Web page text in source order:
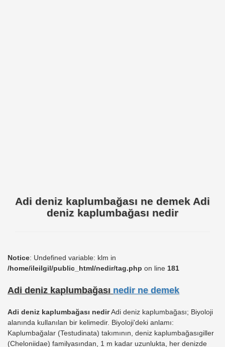
Adi deniz kaplumbağası ne demek Adi
deniz kaplumbağası nedir
Notice: Undefined variable: klm in
/home/ileilgil/public_html/nedir/tag.php on line 181
Adi deniz kaplumbağası nedir ne demek
Adi deniz kaplumbağası nedirAdi deniz kaplumbağası; Biyoloji
alanında kullanılan bir kelimedir. Biyoloji'deki anlamı:
Kaplumbağalar (Testudinata) takımının, deniz kaplumbağasıgiller
(Cheloniidae) familyasından, 1 m kadar uzunlukta, her denizde